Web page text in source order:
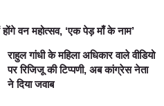
होंगे वन महोत्सव, ‘एक पेड़ माँ के नाम’
राहुल गांधी के महिला अधिकार वाले वीडियो
पर रिजिजू की टिप्पणी, अब कांग्रेस नेता
ने दिया जवाब